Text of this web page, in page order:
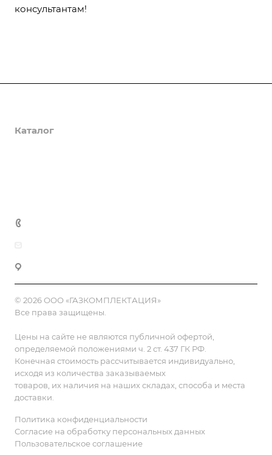
консультантам!
Каталог
© 2026 ООО «ГАЗКОМПЛЕКТАЦИЯ»
Все права защищены.
Цены на сайте не являются публичной офертой,
определяемой положениями ч. 2 ст. 437 ГК РФ.
Конечная стоимость рассчитывается индивидуально,
исходя из количества заказываемых
товаров, их наличия на наших складах, способа и места
доставки.
Политика конфиденциальности
Согласие на обработку персональных данных
Пользовательское соглашение